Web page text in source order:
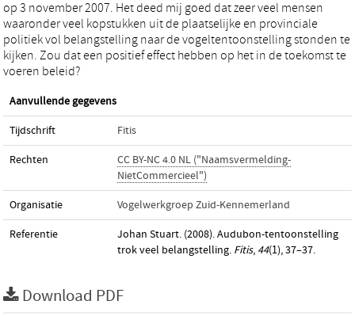
op 3 november 2007. Het deed mij goed dat zeer veel mensen
waaronder veel kopstukken uit de plaatselijke en provinciale
politiek vol belangstelling naar de vogeltentoonstelling stonden te
kijken. Zou dat een positief effect hebben op het in de toekomst te
voeren beleid?
Aanvullende gegevens
Tijdschrift Fitis
Rechten
CC BY-NC 4.0 NL ("Naamsvermelding-
NietCommercieel")
Organisatie Vogelwerkgroep Zuid-Kennemerland
Referentie
Johan Stuart. (2008). Audubon-tentoonstelling
trok veel belangstelling. Fitis, 44(1), 37–37.
Download PDF